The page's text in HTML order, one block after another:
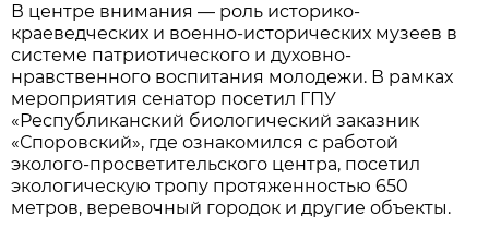
В центре внимания — роль историко-
краеведческих и военно-исторических музеев в
системе патриотического и духовно-
нравственного воспитания молодежи. В рамках
мероприятия сенатор посетил ГПУ
«Республиканский биологический заказник
«Споровский», где ознакомился с работой
эколого-просветительского центра, посетил
экологическую тропу протяженностью 650
метров, веревочный городок и другие объекты.